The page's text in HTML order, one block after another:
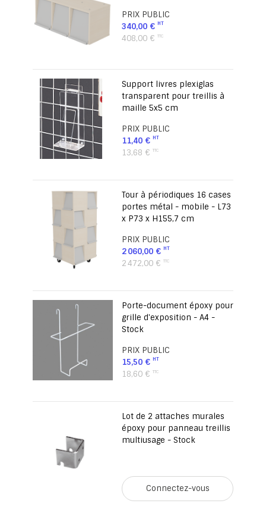
PRIX PUBLIC
340,00 €
408,00 €
Support livres plexiglas
transparent pour treillis à
maille 5x5 cm
PRIX PUBLIC
11,40 €
13,68 €
Tour à périodiques 16 cases
portes métal - mobile - L73
x P73 x H155,7 cm
PRIX PUBLIC
2 060,00 €
2 472,00 €
Porte-document époxy pour
grille d'exposition - A4 -
Stock
PRIX PUBLIC
15,50 €
18,60 €
Lot de 2 attaches murales
époxy pour panneau treillis
multiusage - Stock
Connectez-vous